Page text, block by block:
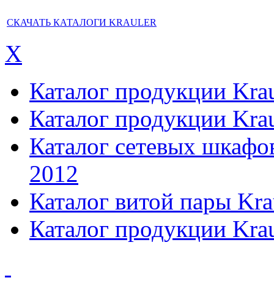
СКАЧАТЬ КАТАЛОГИ KRAULER
X
Каталог продукции
Каталог продукции
Каталог сетевых
2012
Каталог витой пары
Каталог продукции